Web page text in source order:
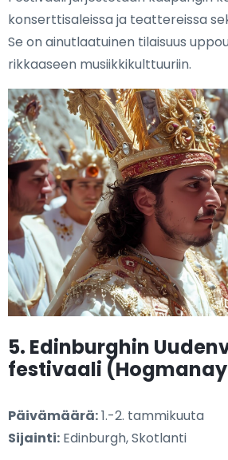
konserttisaleissa ja teattereissa
Se on ainutlaatuinen tilaisuus
rikkaaseen musiikkikulttuuriin.
5. Edinburghin
festivaali
Päivämäärä:1.-2. tammikuuta
Sijainti: Edinburgh, Skotlanti